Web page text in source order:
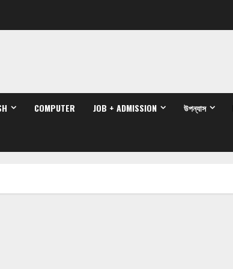
COMPUTER JOB + ADMISSION উপন্যাস